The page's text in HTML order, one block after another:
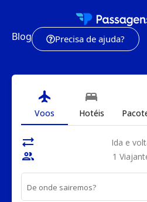
Blog Precisa de ajuda?
flight
Voos
bed
Hotéis
sync_alt Ida e
people
1
De onde sairemos?